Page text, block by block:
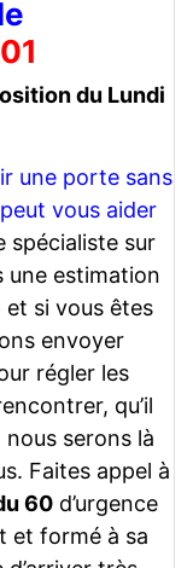
du Lundi
une porte sans
vous aider
spécialiste sur
une estimation
et si vous êtes
envoyer
régler les
qu’il
nous serons là
Faites appel à
60d’urgence
et formé à sa